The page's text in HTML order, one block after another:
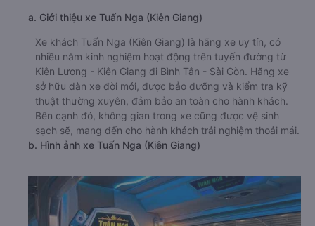
a. Giới thiệu xe Tuấn Nga (Kiên Giang)
Xe khách Tuấn Nga (Kiên Giang) là hãng xe uy tín, có
nhiều năm kinh nghiệm hoạt động trên tuyến đường từ
Kiên Lương - Kiên Giang đi Bình Tân - Sài Gòn. Hãng xe
sở hữu dàn xe đời mới, được bảo dưỡng và kiểm tra kỹ
thuật thường xuyên, đảm bảo an toàn cho hành khách.
Bên cạnh đó, không gian trong xe cũng được vệ sinh
sạch sẽ, mang đến cho hành khách trải nghiệm thoải mái.
b. Hình ảnh xe Tuấn Nga (Kiên Giang)